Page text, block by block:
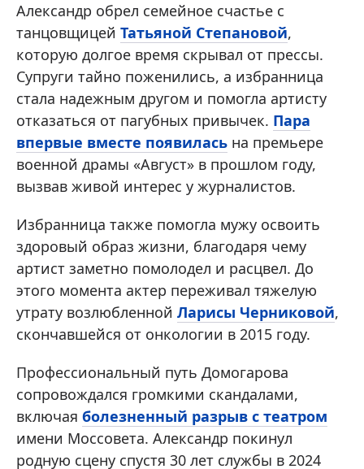
Александр обрел семейное счастье с
танцовщицей Татьяной Степановой,
которую долгое время скрывал от прессы.
Супруги тайно поженились, а избранница
стала надежным другом и помогла артисту
отказаться от пагубных привычек. Пара
впервые вместе появилась на премьере
военной драмы «Август» в прошлом году,
вызвав живой интерес у журналистов.
Избранница также помогла мужу освоить
здоровый образ жизни, благодаря чему
артист заметно помолодел и расцвел. До
этого момента актер переживал тяжелую
утрату возлюбленной Ларисы Черниковой,
скончавшейся от онкологии в 2015 году.
Профессиональный путь Домогарова
сопровождался громкими скандалами,
включая болезненный разрыв с театром
имени Моссовета. Александр покинул
родную сцену спустя 30 лет службы в 2024